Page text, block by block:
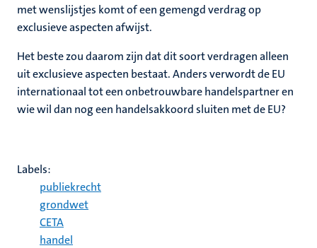
met wenslijstjes komt of een gemengd verdrag op
exclusieve aspecten afwijst.
Het beste zou daarom zijn dat dit soort verdragen alleen
uit exclusieve aspecten bestaat. Anders verwordt de EU
internationaal tot een onbetrouwbare handelspartner en
wie wil dan nog een handelsakkoord sluiten met de EU?
Labels:
publiekrecht
grondwet
CETA
handel